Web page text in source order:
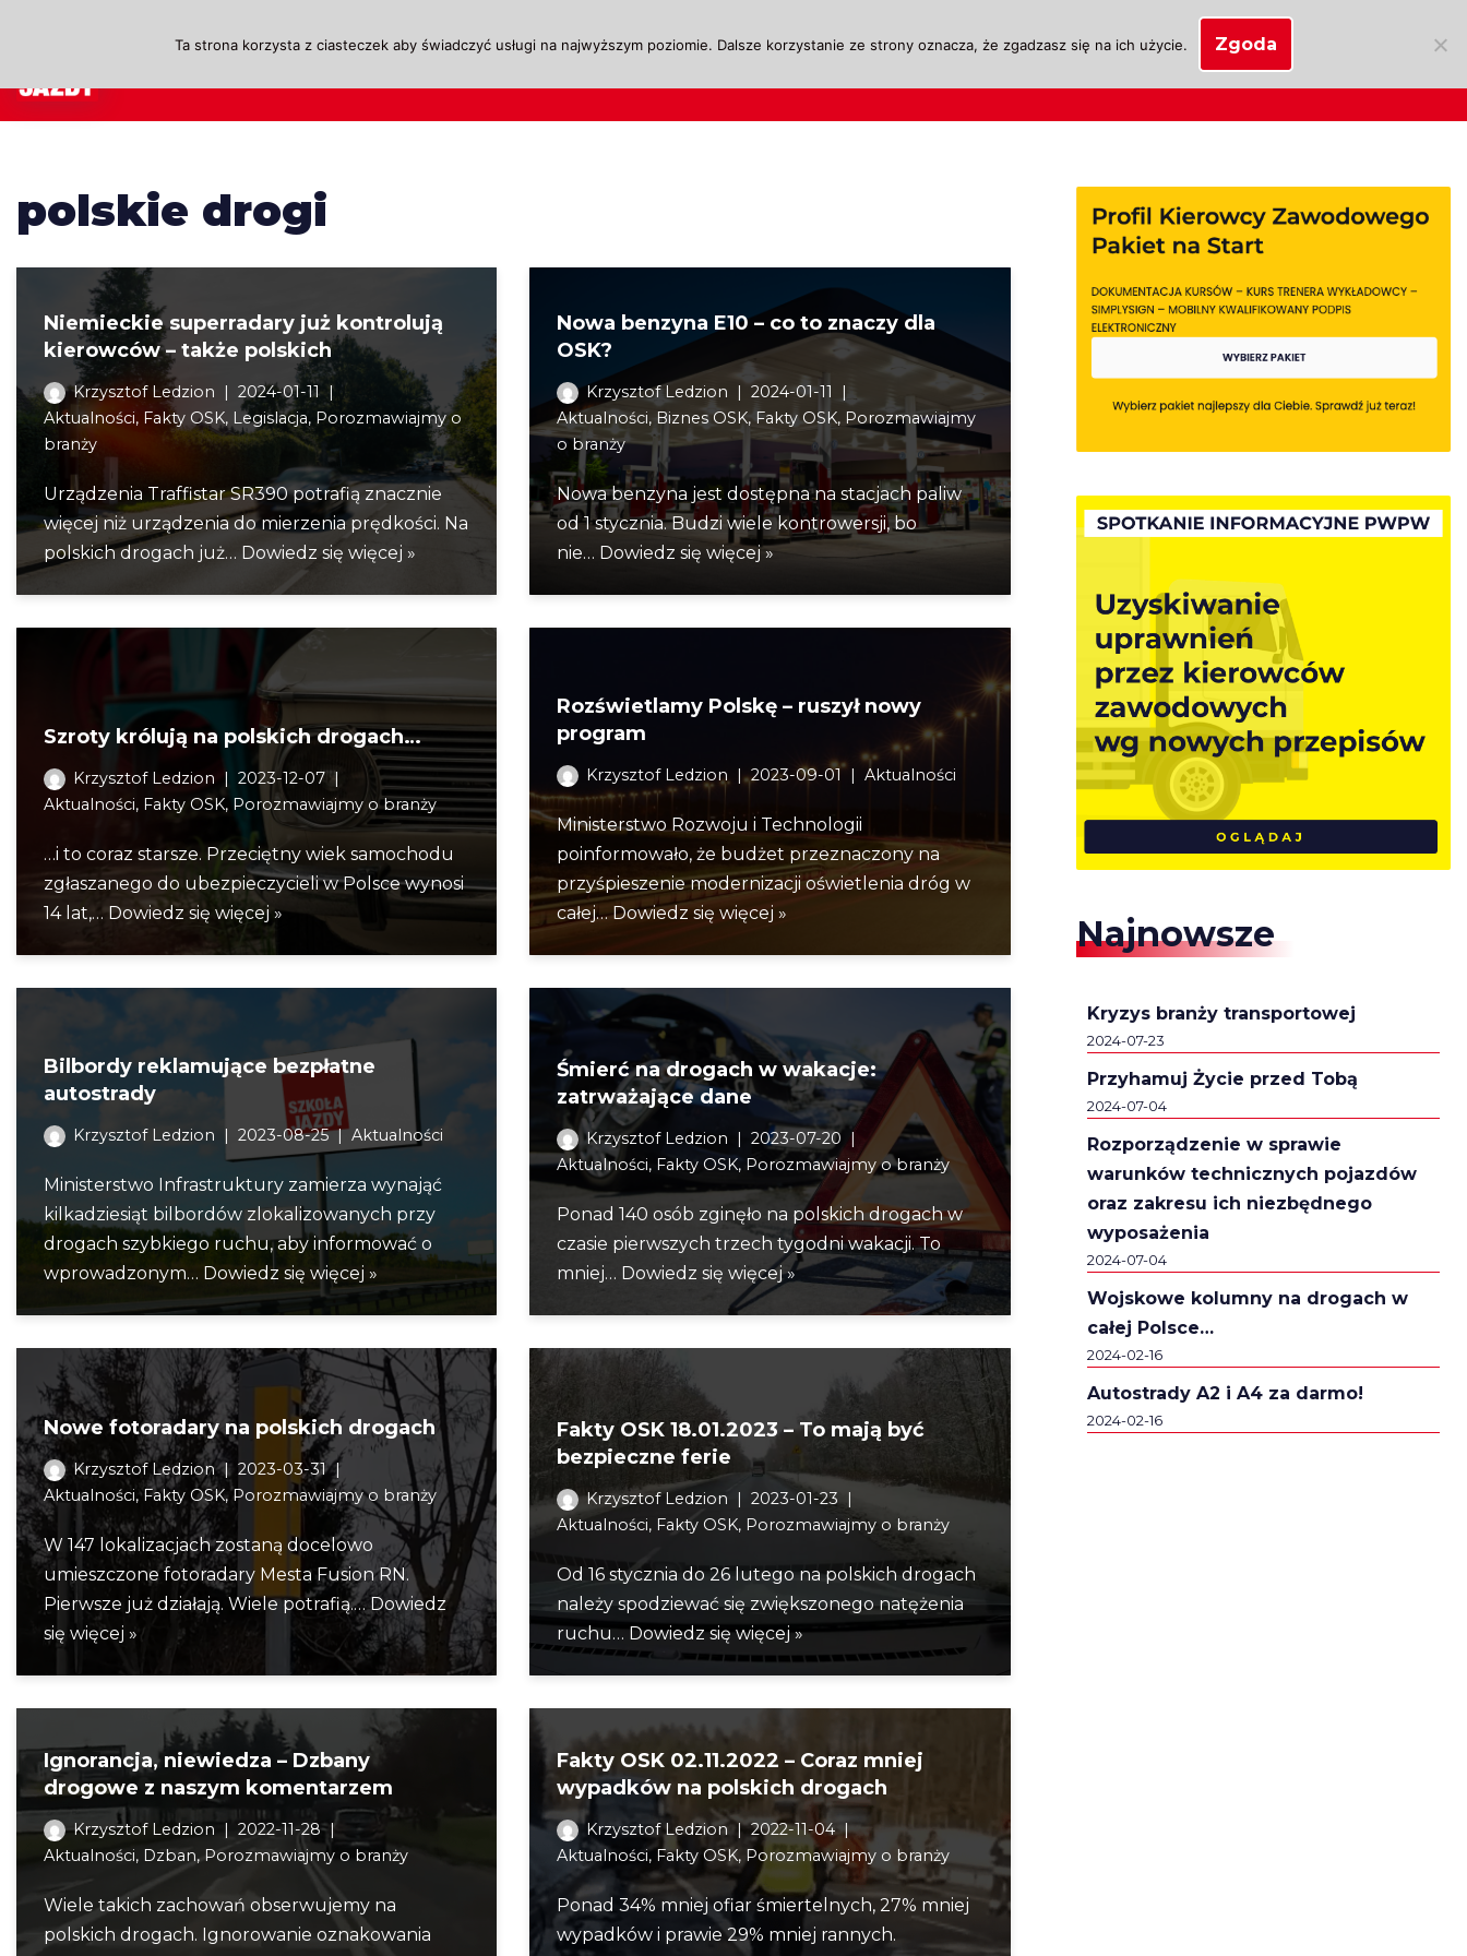
do
treści
polskie drogi
Niemieckie superradary już kontrolują
kierowców – także polskich
Krzysztof Ledzion
2024-01-11
Aktualności, Fakty OSK, Legislacja, Porozmawiajmy o
branży
Urządzenia Traffistar SR390 potrafią znacznie
więcej niż urządzenia do mierzenia prędkości. Na
polskich drogach już… Dowiedz się więcej »
Nowa benzyna E10 – co to znaczy dla
OSK?
Krzysztof Ledzion
2024-01-11
Aktualności, Biznes OSK,Fakty OSK, Porozmawiajmy
o branży
Nowa benzyna jest dostępna na stacjach paliw
od 1 stycznia. Budzi wiele kontrowersji, bo
nie… Dowiedz się więcej »
Szroty królują na polskich drogach…
Krzysztof Ledzion
2023-12-07
Aktualności, Fakty OSK, Porozmawiajmy o branży
…i to coraz starsze. Przeciętny wiek samochodu
zgłaszanego do ubezpieczycieli w Polsce wynosi
14 lat,…Dowiedz się więcej »
Rozświetlamy Polskę – ruszył nowy
program
Krzysztof Ledzion 2023-09-01 Aktualności
Ministerstwo Rozwoju i Technologii
poinformowało, że budżet przeznaczony na
przyśpieszenie modernizacji oświetlenia dróg w
całej…Dowiedz się więcej »
Bilbordy reklamujące bezpłatne
autostrady
Krzysztof Ledzion 2023-08-25 Aktualności
Ministerstwo Infrastruktury zamierza wynająć
kilkadziesiąt bilbordów zlokalizowanych przy
drogach szybkiego ruchu, aby informować o
wprowadzonym… Dowiedz się więcej »
Śmierć na drogach w wakacje:
zatrważające dane
Krzysztof Ledzion
2023-07-20
Aktualności, Fakty OSK, Porozmawiajmy o branży
Ponad 140 osób zginęło na polskich drogach w
czasie pierwszych trzech tygodni wakacji. To
mniej… Dowiedz się więcej »
Nowe fotoradary na polskich drogach
Krzysztof Ledzion
2023-03-31
Aktualności,Fakty OSK,Porozmawiajmy o branży
W 147 lokalizacjach zostaną docelowo
umieszczone fotoradary Mesta Fusion RN.
Pierwsze już działają. Wiele potrafią.…Dowiedz
się więcej »
Fakty OSK 18.01.2023 – To mają być
bezpieczne ferie
Krzysztof Ledzion
2023-01-23
Aktualności, Fakty OSK, Porozmawiajmy o branży
Od 16 stycznia do 26 lutego na polskich drogach
należy spodziewać się zwiększonego natężenia
ruchu…Dowiedz się więcej »
Ignorancja, niewiedza – Dzbany
drogowe z naszym komentarzem
Krzysztof Ledzion
2022-11-28
Aktualności, Dzban, Porozmawiajmy o branży
Wiele takich zachowań obserwujemy na
polskich drogach. Ignorowanie oznakowania
Fakty OSK 02.11.2022 – Coraz mniej
wypadków na polskich drogach
Krzysztof Ledzion
2022-11-04
Aktualności, Fakty OSK, Porozmawiajmy o branży
Ponad 34% mniej ofiar śmiertelnych, 27% mniej
wypadków i prawie 29% mniej rannych.
Najnowsze
Kryzys branży transportowej
2024-07-23
Przyhamuj Życie przed Tobą
2024-07-04
Rozporządzenie w sprawie
warunków technicznych pojazdów
oraz zakresu ich niezbędnego
wyposażenia
2024-07-04
Wojskowe kolumny na drogach w
całej Polsce…
2024-02-16
Autostrady A2 i A4 za darmo!
2024-02-16
Ta strona korzysta z ciasteczek aby świadczyć usługi na najwyższym poziomie. Dalsze korzystanie ze strony oznacza, że zgadzasz się na ich użycie. Zgoda